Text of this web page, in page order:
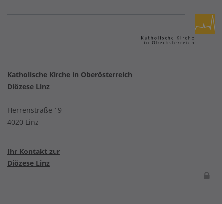
Katholische Kirche in Oberösterreich
Diözese Linz
Herrenstraße 19
4020 Linz
Ihr Kontakt zur
Diözese Linz